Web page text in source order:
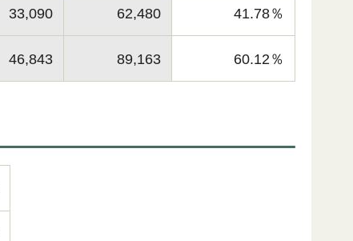
33,090 62,480 41.78％
46,843 89,163 60.12％